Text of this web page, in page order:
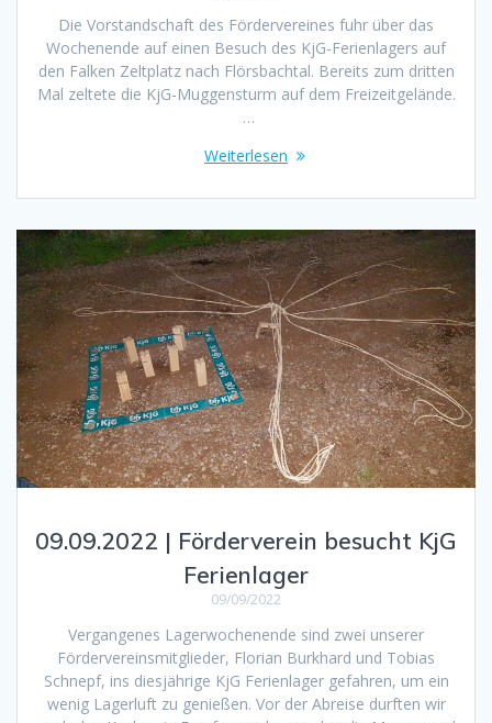
Die Vorstandschaft des Fördervereines fuhr über das
Wochenende auf einen Besuch des KjG-Ferienlagers auf
den Falken Zeltplatz nach Flörsbachtal. Bereits zum dritten
Mal zeltete die KjG-Muggensturm auf dem Freizeitgelände.
…
Weiterlesen
09.09.2022 | Förderverein besucht KjG
Ferienlager
09/09/2022
Vergangenes Lagerwochenende sind zwei unserer
Fördervereinsmitglieder, Florian Burkhard und Tobias
Schnepf, ins diesjährige KjG Ferienlager gefahren, um ein
wenig Lagerluft zu genießen. Vor der Abreise durften wir